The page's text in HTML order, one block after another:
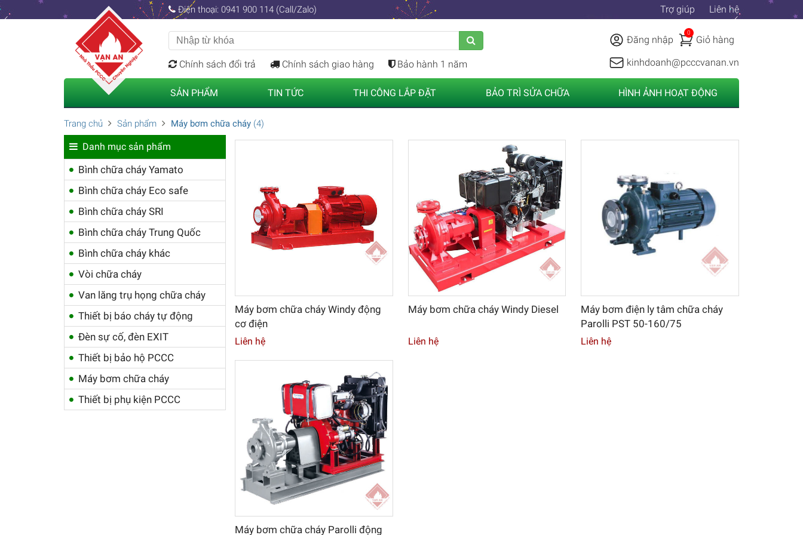
Điện thoại: 0941 900 114 (Call/Zalo) Trợ giúp Liên hệ
Chính sách đổi trả Chính sách giao hàng Bảo hành 1 năm
Đăng nhập
0
Giỏ hàng
kinhdoanh@pcccvanan.vn
SẢN PHẨM TIN TỨC THI CÔNG LẮP ĐẶT BẢO TRÌ SỬA CHỮA HÌNH ẢNH HOẠT ĐỘNG
Trang chủ Sản phẩm Máy bơm chữa cháy (4)
Danh mục sản phẩm
Bình chữa cháy Yamato
Bình chữa cháy Eco safe
Bình chữa cháy SRI
Bình chữa cháy Trung Quốc
Bình chữa cháy khác
Vòi chữa cháy
Van lăng trụ họng chữa cháy
Thiết bị báo cháy tự động
Đèn sự cố, đèn EXIT
Thiết bị bảo hộ PCCC
Máy bơm chữa cháy
Thiết bị phụ kiện PCCC
Máy bơm chữa cháy Windy động
cơ điện
Liên hệ
Máy bơm chữa cháy Windy Diesel
Liên hệ
Máy bơm điện ly tâm chữa cháy
Parolli PST 50-160/75
Liên hệ
Máy bơm chữa cháy Parolli động